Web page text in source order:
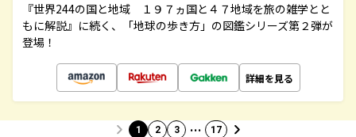
『世界244の国と地域 １９７ヵ国と４７地域を旅の雑学とと
もに解説』に続く、「地球の歩き方」の図鑑シリーズ第２弾が
登場！
詳細を見る
1 2 3 … 17